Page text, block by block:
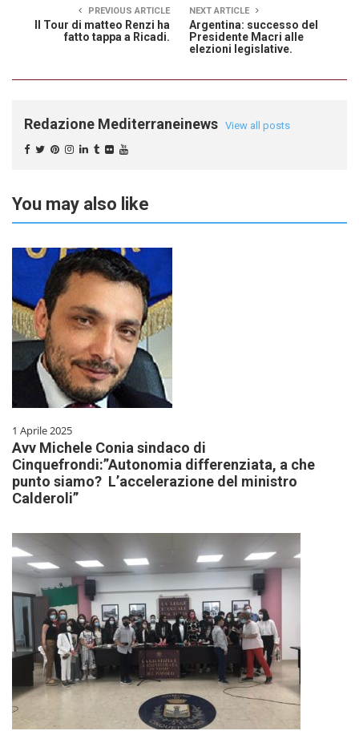
PREVIOUS ARTICLE
Il Tour di matteo Renzi ha
fatto tappa a Ricadi.
NEXT ARTICLE
Argentina: successo del
Presidente Macri alle
elezioni legislative.
Redazione Mediterraneinews View all posts
You may also like
1 Aprile 2025
Avv Michele Conia sindaco di
Cinquefrondi:”Autonomia differenziata, a che
punto siamo? L’accelerazione del ministro
Calderoli”